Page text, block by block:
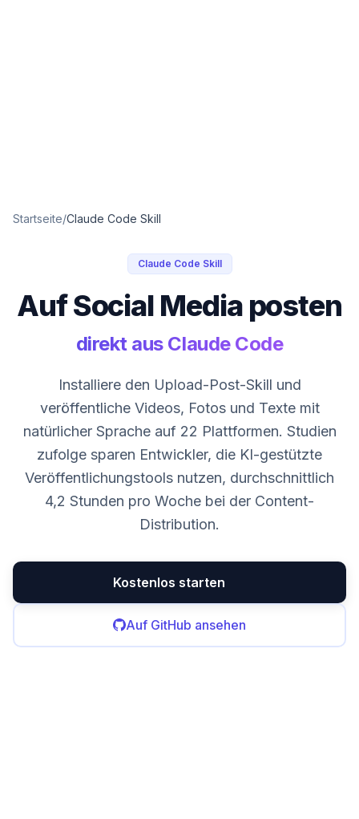
Startseite/Claude Code Skill
Claude Code Skill
Auf Social Media posten
direkt aus Claude Code
Installiere den Upload-Post-Skill und
veröffentliche Videos, Fotos und Texte mit
natürlicher Sprache auf 22 Plattformen. Studien
zufolge sparen Entwickler, die KI-gestützte
Veröffentlichungstools nutzen, durchschnittlich
4,2 Stunden pro Woche bei der Content-
Distribution.
Kostenlos starten
Auf GitHub ansehen